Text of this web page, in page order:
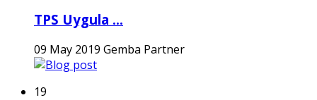
TPS Uygula ...
09 May 2019 Gemba Partner
19